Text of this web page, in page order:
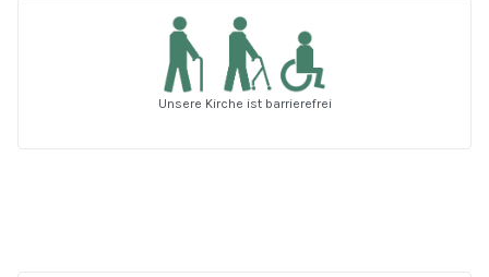
Unsere Kirche ist barrierefrei